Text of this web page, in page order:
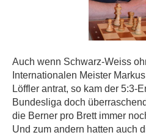
Auch wenn Schwarz-Weiss
Internationalen Meister
Löffler antrat, so kam der 5:3-
Bundesliga doch
die Berner pro Brett immer
Und zum andern hatten auch